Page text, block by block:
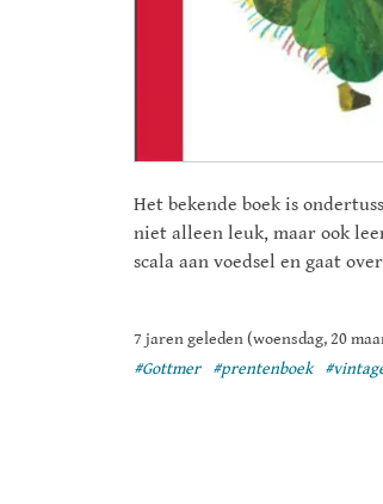
Het bekende boek is
niet alleen leuk, maar ook
scala aan voedsel en gaat
7 jaren geleden (woensdag, 20
#Gottmer
#prentenboek